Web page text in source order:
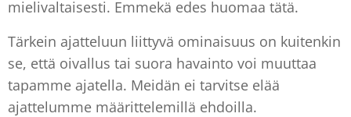
mielivaltaisesti. Emmekä edes huomaa tätä.
Tärkein ajatteluun liittyvä ominaisuus on kuitenkin
se, että oivallus tai suora havainto voi muuttaa
tapamme ajatella. Meidän ei tarvitse elää
ajattelumme määrittelemillä ehdoilla.